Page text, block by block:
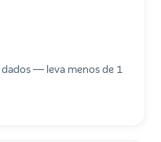
— leva menos de 1